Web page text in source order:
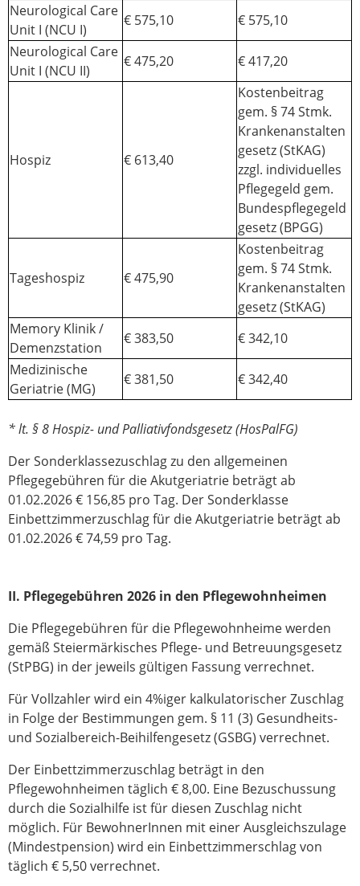
Neurological Care
Unit I (NCU I)
€ 575,10
€ 575,10
Neurological Care
Unit I (NCU II)
€ 475,20 € 417,20
Hospiz € 613,40
Kostenbeitrag
gem. § 74 Stmk.
Krankenanstalten
gesetz (StKAG)
zzgl. individuelles
Pflegegeld gem.
Bundespflegegeld
gesetz (BPGG)
Tageshospiz € 475,90
Kostenbeitrag
gem. § 74 Stmk.
Krankenanstalten
gesetz (StKAG)
Memory Klinik /
Demenzstation
€ 383,50
€ 342,10
Medizinische
Geriatrie (MG)
€ 381,50 € 342,40
* lt. § 8 Hospiz- und Palliativfondsgesetz (HosPalFG)
Der Sonderklassezuschlag zu den allgemeinen
Pflegegebühren für die Akutgeriatrie beträgt ab
01.02.2026 € 156,85 pro Tag. Der Sonderklasse
Einbettzimmerzuschlag für die Akutgeriatrie beträgt ab
01.02.2026 € 74,59 pro Tag.
II. Pflegegebühren 2026 in den Pflegewohnheimen
Die Pflegegebühren für die Pflegewohnheime werden
gemäß Steiermärkisches Pflege- und Betreuungsgesetz
(StPBG) in der jeweils gültigen Fassung verrechnet.
Für Vollzahler wird ein 4%iger kalkulatorischer Zuschlag
in Folge der Bestimmungen gem. § 11 (3) Gesundheits-
und Sozialbereich-Beihilfengesetz (GSBG) verrechnet.
Der Einbettzimmerzuschlag beträgt in den
Pflegewohnheimen täglich € 8,00. Eine Bezuschussung
durch die Sozialhilfe ist für diesen Zuschlag nicht
möglich. Für BewohnerInnen mit einer Ausgleichszulage
(Mindestpension) wird ein Einbettzimmerschlag von
täglich € 5,50 verrechnet.